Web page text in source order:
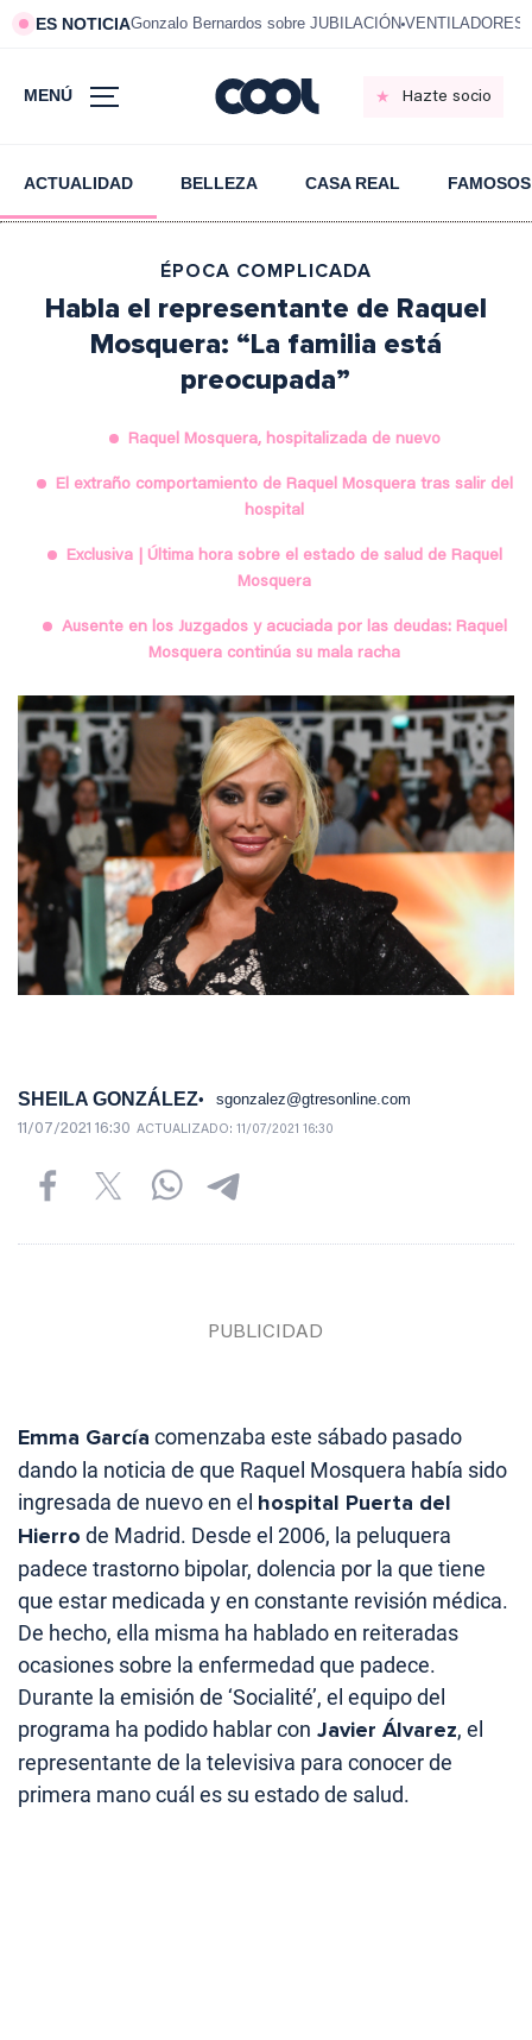
ES NOTICIAGonzalo Bernardos sobre JUBILACIÓN VENTILADORES
MENÚ Hazte socio
ACTUALIDAD BELLEZA CASA REAL FAMOSOS
ÉPOCA COMPLICADA
Habla el representante de Raquel
Mosquera: “La familia está
preocupada”
Raquel Mosquera, hospitalizada de nuevo
El extraño comportamiento de Raquel Mosquera tras salir del
hospital
Exclusiva | Última hora sobre el estado de salud de Raquel
Mosquera
Ausente en los Juzgados y acuciada por las deudas: Raquel
Mosquera continúa su mala racha
SHEILA GONZÁLEZ sgonzalez@gtresonline.com
11/07/2021 16:30 ACTUALIZADO: 11/07/2021 16:30
Emma García comenzaba este sábado pasado
dando la noticia de que Raquel Mosquera había sido
ingresada de nuevo en el hospital Puerta del
Hierro de Madrid. Desde el 2006, la peluquera
padece trastorno bipolar, dolencia por la que tiene
que estar medicada y en constante revisión médica.
De hecho, ella misma ha hablado en reiteradas
ocasiones sobre la enfermedad que padece.
Durante la emisión de ‘Socialité’, el equipo del
programa ha podido hablar con Javier Álvarez, el
representante de la televisiva para conocer de
primera mano cuál es su estado de salud.